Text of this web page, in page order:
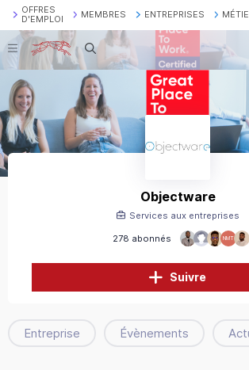
OFFRES
D'EMPLOI
MEMBRES ENTREPRISES
Recherche
Objectware
278 abonnés NMT
Services aux entreprises
Suivre
Entreprise Évènements